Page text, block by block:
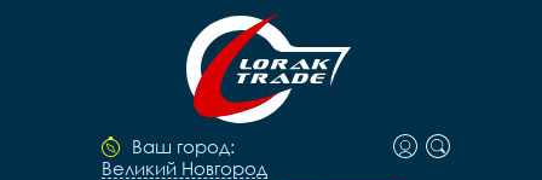
Ваш город:
Великий Новгород